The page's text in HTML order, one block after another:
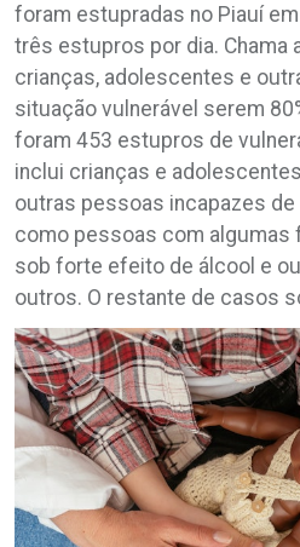
foram estupradas no Piauí
três estupros por dia. Chama
crianças, adolescentes e
situação vulnerável serem
foram 453 estupros de
inclui crianças e
outras pessoas incapazes
como pessoas com algumas
sob forte efeito de álcool e
outros. O restante de casos